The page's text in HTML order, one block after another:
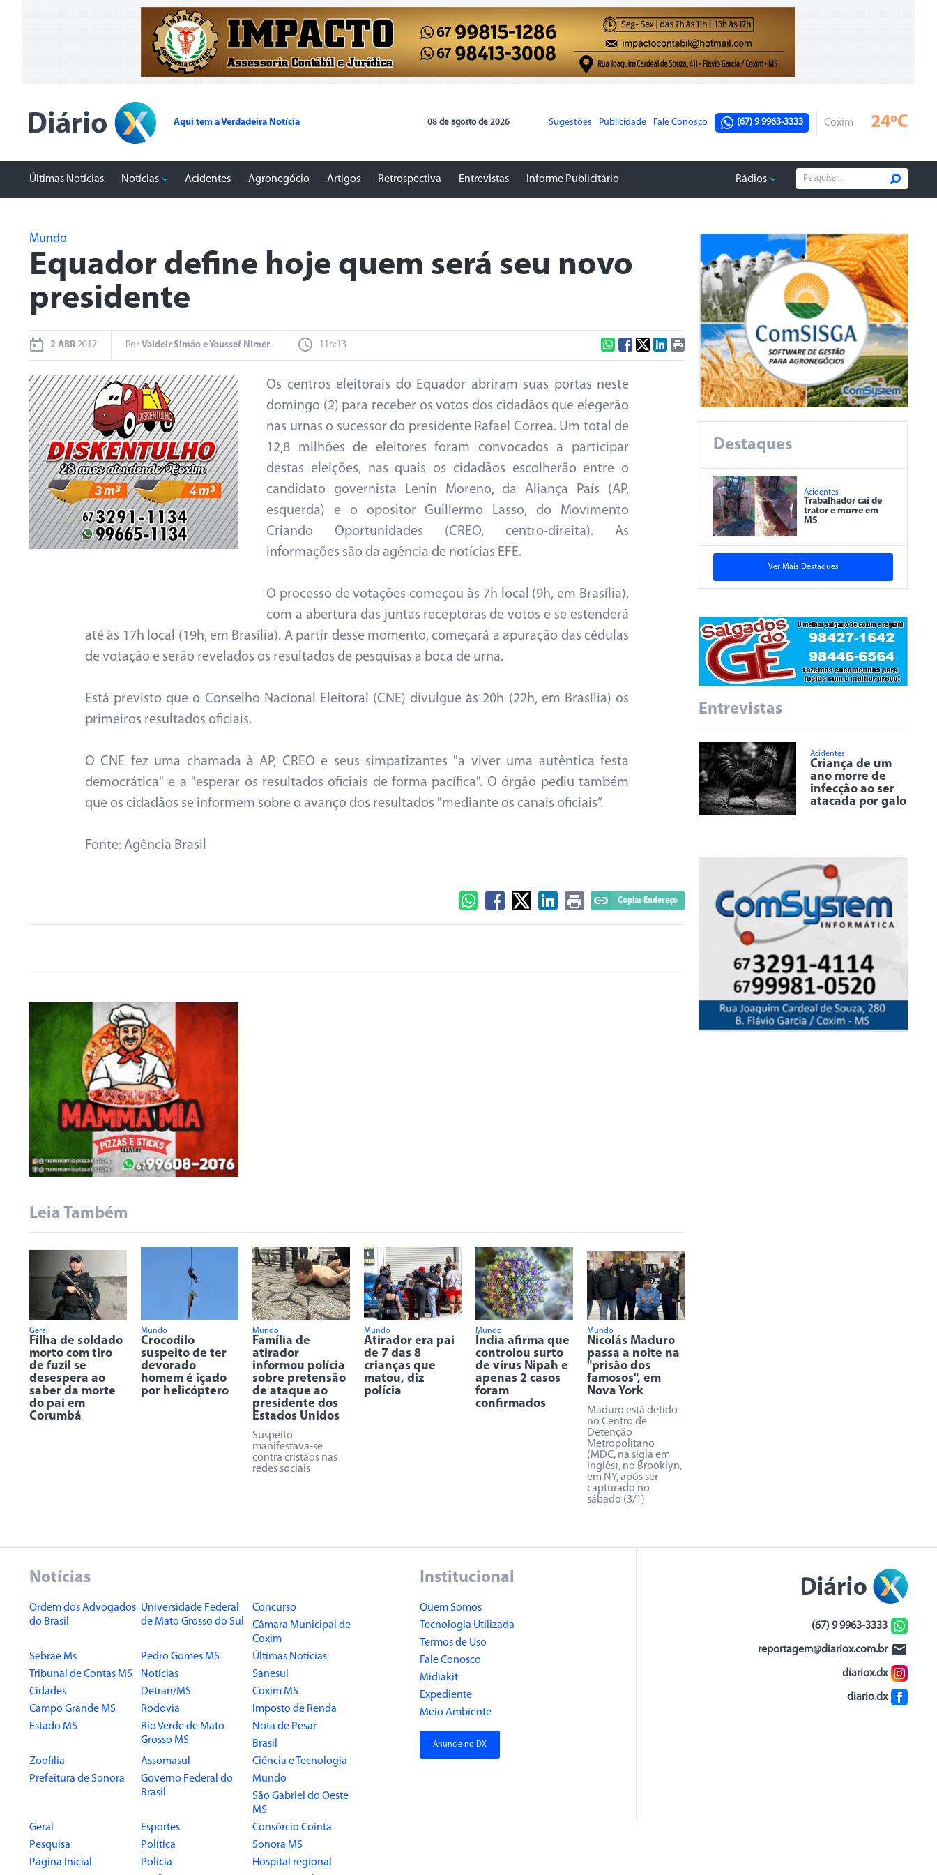
Aqui tem a Verdadeira Notícia 08 de agosto de 2026 Sugestões Publicidade Fale Conosco (67) 9 9963-3333 Coxim 24ºC
Últimas Notícias Notícias Acidentes Agronegócio Artigos Retrospectiva Entrevistas Informe Publicitário Rádios
Mundo
Equador define hoje quem será seu novo
presidente
2 ABR 2017 Por Valdeir Simão e Youssef Nimer 11h:13
Os centros eleitorais do Equador abriram suas portas neste
domingo (2) para receber os votos dos cidadãos que elegerão
nas urnas o sucessor do presidente Rafael Correa. Um total de
12,8 milhões de eleitores foram convocados a participar
destas eleições, nas quais os cidadãos escolherão entre o
candidato governista Lenín Moreno, da Aliança País (AP,
esquerda) e o opositor Guillermo Lasso, do Movimento
Criando Oportunidades (CREO, centro-direita). As
informações são da agência de notícias EFE.
O processo de votações começou às 7h local (9h, em Brasília),
com a abertura das juntas receptoras de votos e se estenderá
até às 17h local (19h, em Brasília). A partir desse momento, começará a apuração das cédulas
de votação e serão revelados os resultados de pesquisas a boca de urna.
Está previsto que o Conselho Nacional Eleitoral (CNE) divulgue às 20h (22h, em Brasília) os
primeiros resultados oficiais.
O CNE fez uma chamada à AP, CREO e seus simpatizantes "a viver uma autêntica festa
democrática" e a "esperar os resultados oficiais de forma pacífica". O órgão pediu também
que os cidadãos se informem sobre o avanço dos resultados "mediante os canais oficiais”.
Fonte: Agência Brasil
Copiar Endereço
Leia Também
Geral
Filha de soldado
morto com tiro
de fuzil se
desespera ao
saber da morte
do pai em
Corumbá
Mundo
Crocodilo
suspeito de ter
devorado
homem é içado
por helicóptero
Mundo
Família de
atirador
informou polícia
sobre pretensão
de ataque ao
presidente dos
Estados Unidos
Suspeito
manifestava-se
contra cristãos nas
redes sociais
Mundo
Atirador era pai
de 7 das 8
crianças que
matou, diz
polícia
Mundo
Índia afirma que
controlou surto
de vírus Nipah e
apenas 2 casos
foram
confirmados
Mundo
Nicolás Maduro
passa a noite na
"prisão dos
famosos", em
Nova York
Maduro está detido
no Centro de
Detenção
Metropolitano
(MDC, na sigla em
inglês), no Brooklyn,
em NY, após ser
capturado no
sábado (3/1)
Destaques
Acidentes
Trabalhador cai de
trator e morre em
MS
Ver Mais Destaques
Entrevistas
Acidentes
Criança de um
ano morre de
infecção ao ser
atacada por galo
Notícias
Ordem dos Advogados
do Brasil
Universidade Federal
de Mato Grosso do Sul
Concurso
Câmara Municipal de
Coxim
Sebrae Ms
Pedro Gomes MS
Últimas Notícias
Tribunal de Contas MS
Notícias
Sanesul
Cidades
Detran/MS
Coxim MS
Campo Grande MS
Rodovia
Imposto de Renda
Estado MS
Rio Verde de Mato
Grosso MS
Nota de Pesar
Brasil
Zoofilia
Assomasul
Ciência e Tecnologia
Prefeitura de Sonora
Governo Federal do
Brasil
Mundo
São Gabriel do Oeste
MS
Geral
Esportes
Consórcio Cointa
Pesquisa
Política
Sonora MS
Página Inicial
Polícia
Hospital regional
Institucional
Quem Somos
Tecnologia Utilizada
Termos de Uso
Fale Conosco
Midiakit
Expediente
Meio Ambiente
Anuncie no DX
(67) 9 9963-3333
reportagem@diariox.com.br
diariox.dx
diario.dx